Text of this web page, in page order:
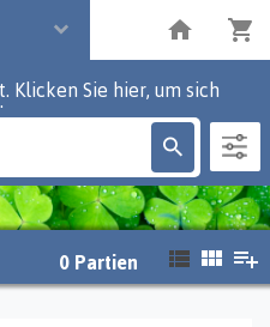
Klicken Sie hier, um sich
0 Partien